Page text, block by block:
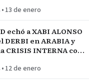
• 13 de enero
echó a XABI ALONSO
en ARABIA y
CRISIS INTERNA con
• 12 de enero